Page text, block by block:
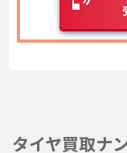
タイヤ買取ナ